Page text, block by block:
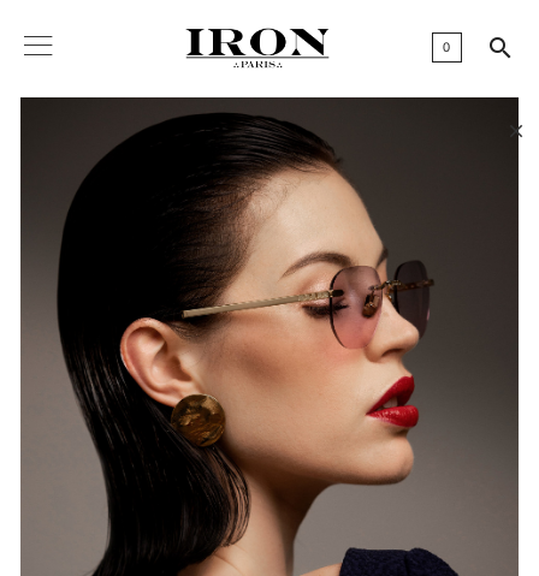
0 
